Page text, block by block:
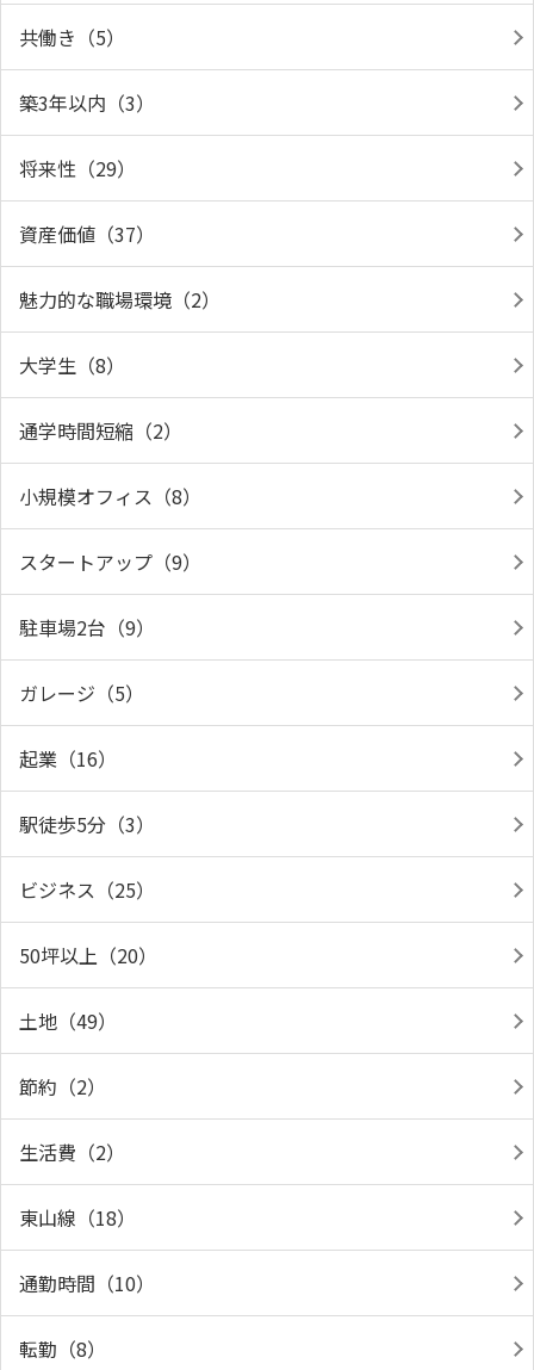
共働き（5）
築3年以内（3）
将来性（29）
資産価値（37）
魅力的な職場環境（2）
大学生（8）
通学時間短縮（2）
小規模オフィス（8）
スタートアップ（9）
駐車場2台（9）
ガレージ（5）
起業（16）
駅徒歩5分（3）
ビジネス（25）
50坪以上（20）
土地（49）
節約（2）
生活費（2）
東山線（18）
通勤時間（10）
転勤（8）